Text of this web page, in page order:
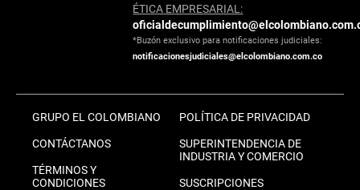
ÉTICA EMPRESARIAL:
*Buzón exclusivo para notificaciones judiciales:
notificacionesjudiciales@elcolombiano.com.co
GRUPO EL COLOMBIANO
CONTÁCTANOS
TÉRMINOS Y
CONDICIONES
POLÍTICA DE PRIVACIDAD
SUPERINTENDENCIA DE
INDUSTRIA Y COMERCIO
SUSCRIPCIONES